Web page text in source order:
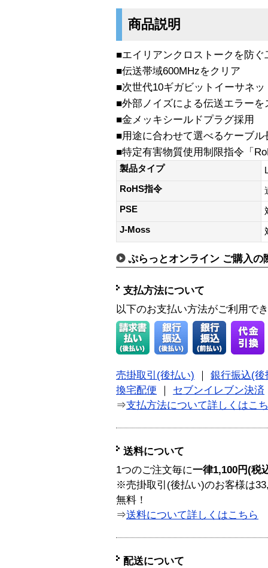
商品説明
■エイリアンクロストークを防
■伝送帯域600MHzをクリア
■次世代10ギガビットイーサネ
■外部ノイズによる伝送エラーを
■金メッキシールドプラグ採用
■用途に合わせて選べるケーブル
■特定有害物質使用制限指令「
製品タイプ
RoHS指令
PSE
J-Moss
ぷらっとオンライン ご購入の
支払方法について
以下のお支払い方法がご利用で
売掛取引(後払い)
銀行振込(後
換宅配便
セブンイレブン決済
⇒支払方法について詳しくはこ
送料について
1つのご注文毎に一律1,100円(税
※売掛取引(後払い)のお客様は
無料！
⇒送料について詳しくはこちら
配送について